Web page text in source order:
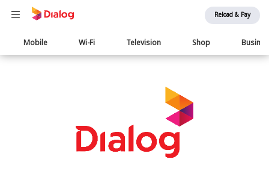
Reload & Pay
Main
navigation
Mobile Wi-Fi Television Shop